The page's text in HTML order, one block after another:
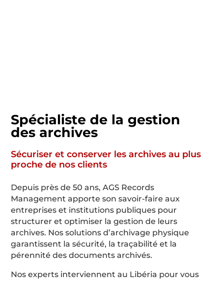
Spécialiste de la gestion
des archives
Sécuriser et conserver les archives au plus
proche de nos clients
Depuis près de50 ans, AGS Records
Management apporte son savoir-faire aux
entreprises et institutions publiques pour
structurer et optimiser la gestion de leurs
archives. Nos solutions d’archivage physique
garantissent la sécurité, la traçabilité et la
pérennité des documents archivés.
Nos experts interviennent au Libéria pour vous